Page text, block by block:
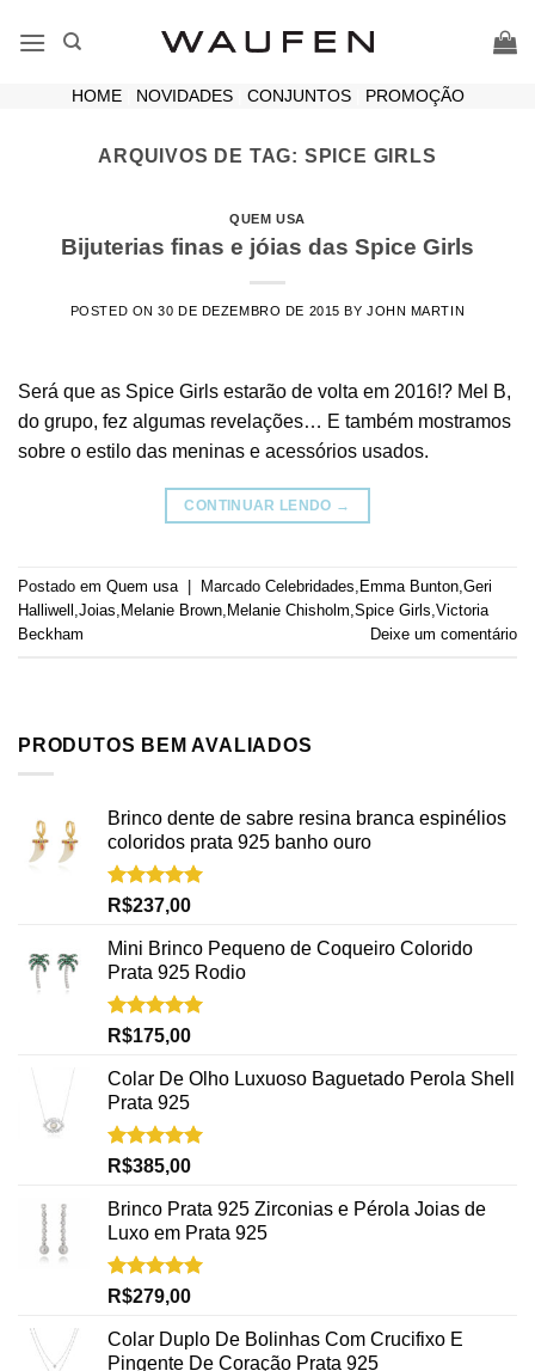
HOME| NOVIDADES| CONJUNTOS| PROMOÇÃO
ARQUIVOS DE TAG: SPICE GIRLS
QUEM USA
Bijuterias finas e jóias das Spice Girls
POSTED ON30 DE DEZEMBRO DE 2015 BY JOHN MARTIN
Será que as Spice Girls estarão de volta em 2016!? Mel B,
do grupo, fez algumas revelações… E também mostramos
sobre o estilo das meninas e acessórios usados.
CONTINUAR LENDO →
Postado em Quem usa Marcado Celebridades Emma Bunton Geri
Halliwell
Joias Melanie Brown Melanie Chisholm Spice Girls Victoria
Beckham
Deixe um comentário
PRODUTOS BEM AVALIADOS
Brinco dente de sabre resina branca espinélios
coloridos prata 925 banho ouro
Avaliação
R$237,00
Mini Brinco Pequeno de Coqueiro Colorido
Prata 925 Rodio
Avaliação
R$175,00
Colar De Olho Luxuoso Baguetado Perola Shell
Prata 925
Avaliação
R$385,00
Brinco Prata 925 Zirconias e Pérola Joias de
Luxo em Prata 925
Avaliação
R$279,00
Colar Duplo De Bolinhas Com Crucifixo E
Pingente De Coração Prata 925